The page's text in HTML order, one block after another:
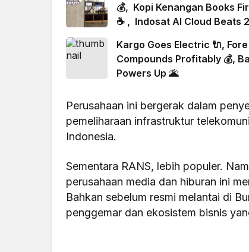
💰, Kopi Kenangan Books
☕ , Indosat AI Cloud Beats
Kargo Goes Electric 🔌, Fore
Compounds Profitably 💰,
Powers Up 🌋
Perusahaan ini bergerak dalam
pemeliharaan infrastruktur
Indonesia.
Sementara RANS, lebih populer.
perusahaan media dan hiburan ini
Bahkan sebelum resmi melantai di
penggemar dan ekosistem bisnis